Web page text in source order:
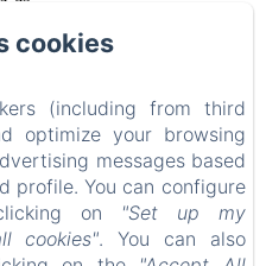
site
cookies
(including from third
optimize your browsing
messages based
profile. You can configure
on
"Set up my
cookies". You can also